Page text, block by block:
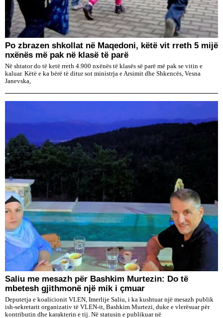
Po zbrazen shkollat në Maqedoni, këtë vit rreth 5 mijë
nxënës më pak në klasë të parë
Në shtator do të ketë rreth 4.900 nxënës të klasës së parë më pak se vitin e
kaluar. Këtë e ka bërë të ditur sot ministrja e Arsimit dhe Shkencës, Vesna
Janevska,
Saliu me mesazh për Bashkim Murtezin: Do të
mbetesh gjithmonë një mik i çmuar
Deputetja e koalicionit VLEN, Imerlije Saliu, i ka kushtuar një mesazh publik
ish-sekretarit organizativ të VLEN-it, Bashkim Murtezi, duke e vlerësuar për
kontributin dhe karakterin e tij. Në statusin e publikuar në